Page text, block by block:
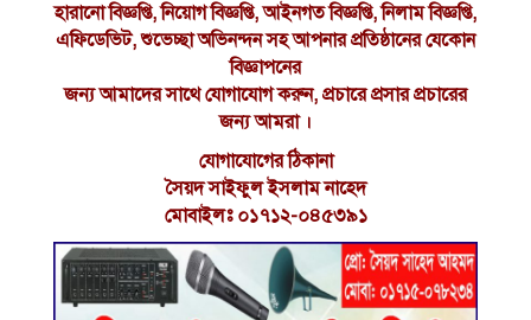
হারানো বিজ্ঞপ্তি, নিয়োগ বিজ্ঞপ্তি, আইনগত বিজ্ঞপ্তি, নিলাম বিজ্ঞপ্তি,
এফিডেভিট, শুভেচ্ছা অভিনন্দন সহ আপনার প্রতিষ্ঠানের যেকোন
বিজ্ঞাপনের
জন্য আমাদের সাথে যোগাযোগ করুন, প্রচারে প্রসার প্রচারের
জন্য আমরা ।
যোগাযোগের ঠিকানা
সৈয়দ সাইফুল ইসলাম নাহেদ
মোবাইলঃ ০১৭১২-০৪৫৩৯১